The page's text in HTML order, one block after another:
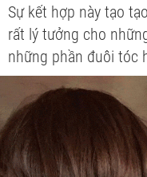
Sự kết hợp này tạo
rất lý tưởng cho
những phần đuôi tóc